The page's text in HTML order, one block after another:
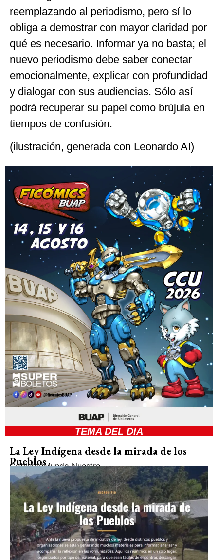
reemplazando al periodismo, pero sí lo
obliga a demostrar con mayor claridad por
qué es necesario. Informar ya no basta; el
nuevo periodismo debe saber conectar
emocionalmente, explicar con profundidad
y dialogar con sus audiencias. Sólo así
podrá recuperar su papel como brújula en
tiempos de confusión.
(ilustración, generada con Leonardo AI)
TEMA DEL DIA
La Ley Indígena desde la mirada de los
Pueblos
GobiernoMundo Nuestro